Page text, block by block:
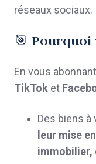
réseaux sociaux.
🎯 Pourquoi
En vous
TikTok et
Des biens à
leur mise
immobilier,